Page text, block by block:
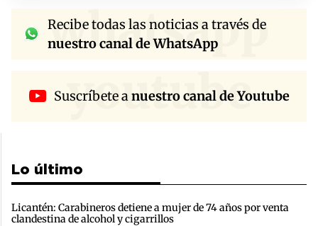
whatsapp
Recibe todas las noticias a través de
nuestro canal de WhatsApp
youtube
Suscríbete anuestro canal de Youtube
Lo último
Licantén: Carabineros detiene a mujer de 74 años por venta
clandestina de alcohol y cigarrillos